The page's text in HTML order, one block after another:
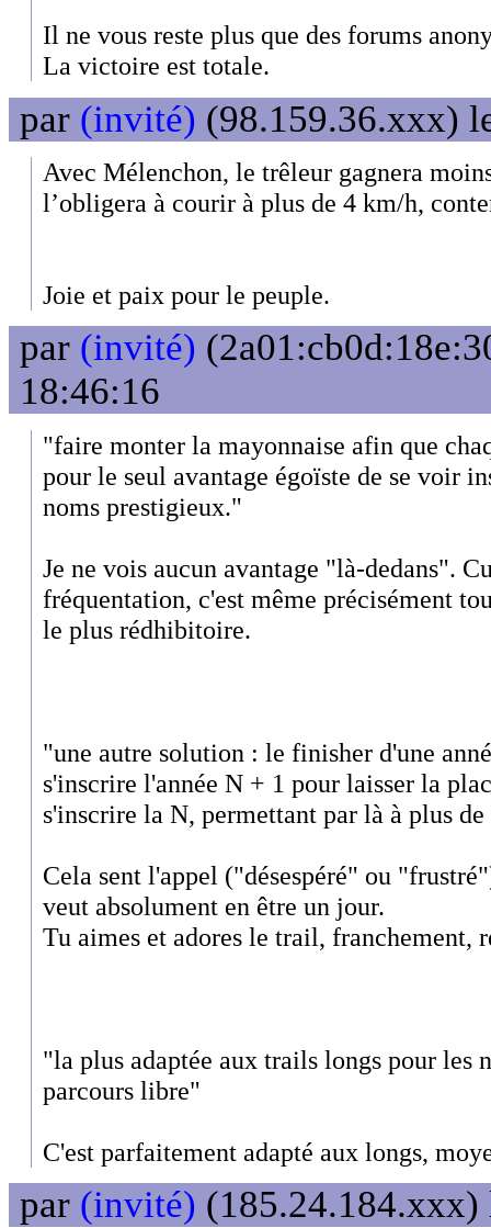
Il ne vous reste plus que des forums
La victoire est totale.
par (invité) (98.159.36.xxx)
Avec Mélenchon, le trêleur gagnera
l’obligera à courir à plus de 4 km/h,
Joie et paix pour le peuple.
par (invité)
18:46:16
"faire monter la mayonnaise afin que
pour le seul avantage égoïste de se voir
noms prestigieux."
Je ne vois aucun avantage "là-dedans".
fréquentation, c'est même précisément
le plus rédhibitoire.
"une autre solution : le finisher d'une
s'inscrire l'année N + 1 pour laisser la
s'inscrire la N, permettant par là à plus
Cela sent l'appel ("désespéré" ou
veut absolument en être un jour.
Tu aimes et adores le trail, franchement,
"la plus adaptée aux trails longs pour les
parcours libre"
C'est parfaitement adapté aux longs,
par (invité) (185.24.184.xxx)